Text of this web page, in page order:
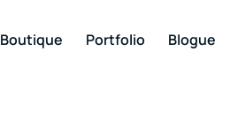
Boutique Portfolio Blogue